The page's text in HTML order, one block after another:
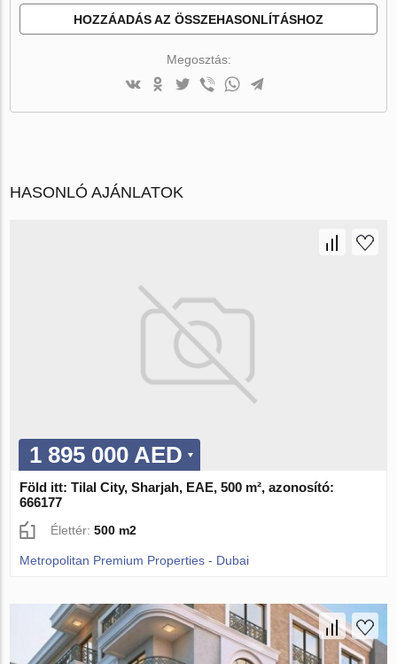
HOZZÁADÁS AZ ÖSSZEHASONLÍTÁSHOZ
Megosztás:
HASONLÓ AJÁNLATOK
1 895 000 AED
Föld itt: Tilal City, Sharjah, EAE, 500 m², azonosító:
666177
Élettér:500 m2
Metropolitan Premium Properties - Dubai